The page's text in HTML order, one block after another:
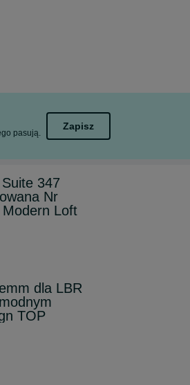
pasują.
Zapisz
347
Nr
Loft
dla LBR
TOP